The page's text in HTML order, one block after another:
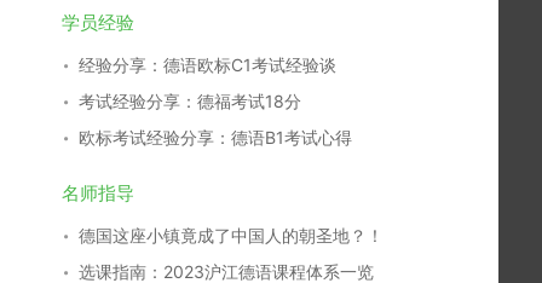
学员经验
经验分享：德语欧标C1考试经验谈
考试经验分享：德福考试18分
欧标考试经验分享：德语B1考试心得
名师指导
德国这座小镇竟成了中国人的朝圣地？！
选课指南：2023沪江德语课程体系一览